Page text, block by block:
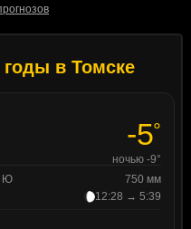
в Томске
-5°
ночью -9°
Ю
750 мм
12:28 → 5:39